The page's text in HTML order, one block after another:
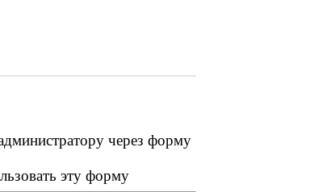
через форму
эту форму